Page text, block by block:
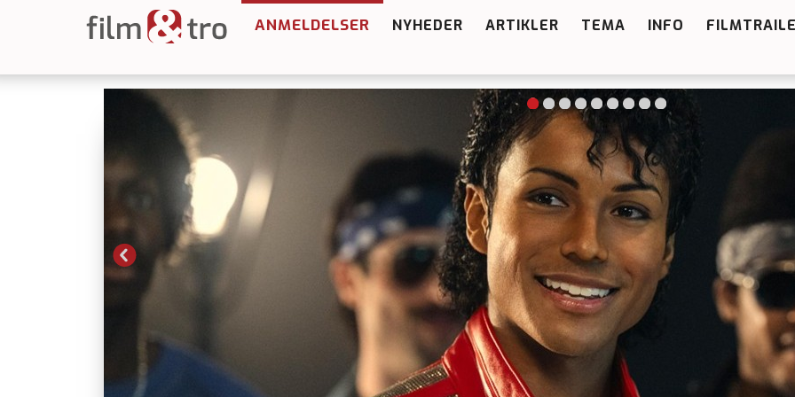
ANMELDELSER NYHEDER ARTIKLER TEMA INFO